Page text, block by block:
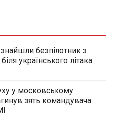
безпілотник з
українського літака
у московському
зять командувача